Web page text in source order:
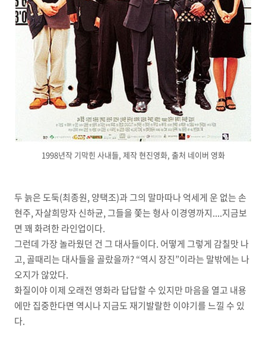
1998년작 기막힌 사내들, 제작 현진영화, 출처 네이버 영화
두 늙은 도둑(최종원, 양택조)과 그의 말마따나 억세게 운 없는 손
현주, 자살희망자 신하균, 그들을 쫓는 형사 이경영까지....지금보
면 꽤 화려한 라인업이다.
그런데 가장 놀라웠던 건 그 대사들이다. 어떻게 그렇게 감칠맛 나
고,골때리는 대사들을 골랐을까? “역시 장진”이라는 말밖에는 나
오지가 않았다.
화질이야 이제 오래전 영화라 답답할 수 있지만 마음을 열고 내용
에만 집중한다면 역시나 지금도 재기발랄한 이야기를 느낄 수 있
다.